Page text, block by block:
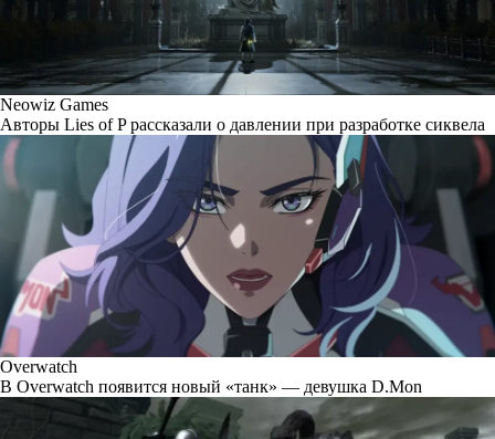
Neowiz Games
Авторы Lies of P рассказали о давлении при разработке сиквела
Overwatch
В Overwatch появится новый «танк» — девушка D.Mon